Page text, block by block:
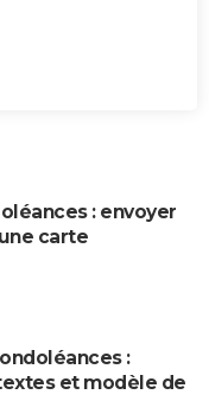
: envoyer
carte
:
et modèle de